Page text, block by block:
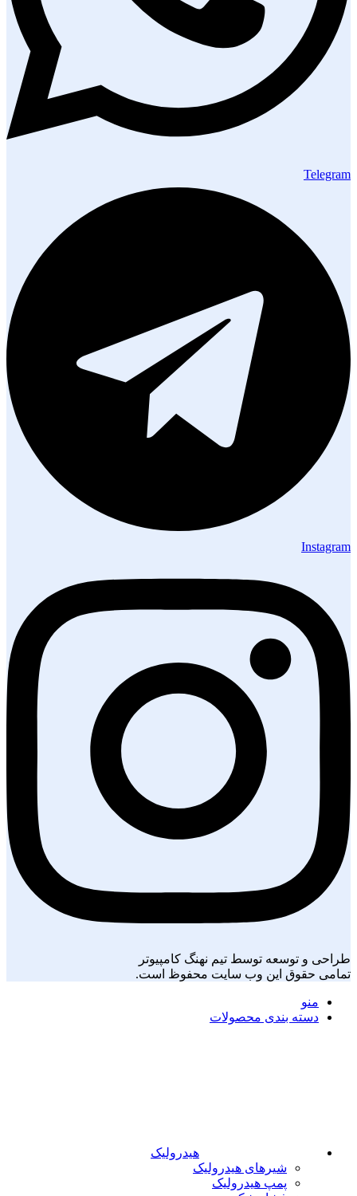
Telegram
Instagram
طراحی و توسعه توسط تیم نهنگ کامپیوتر
تمامی حقوق این وب سایت محفوظ است.
منو
دسته بندی محصولات
هیدرولیک
شیرهای هیدرولیک
پمپ هیدرولیک